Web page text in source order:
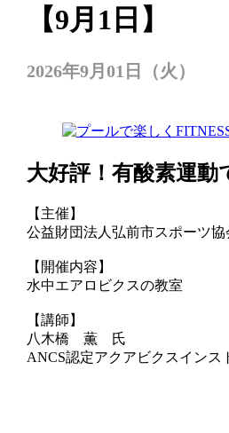
【9月1日】
2026年9月01日（火）
大好評！有酸素運動
【主催】
公益財団法人弘前市スポーツ協
【開催内容】
水中エアロビクスの教室
【講師】
八木橋 薫 氏
ANCS認定アクアビクスインス